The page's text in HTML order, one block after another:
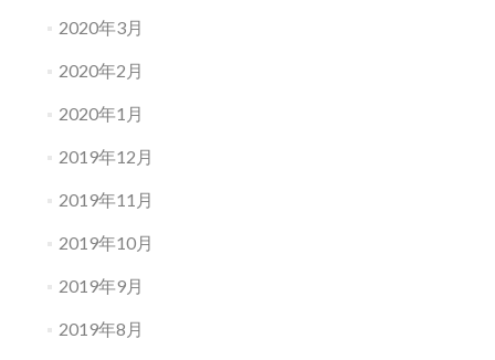
2020年3月
2020年2月
2020年1月
2019年12月
2019年11月
2019年10月
2019年9月
2019年8月